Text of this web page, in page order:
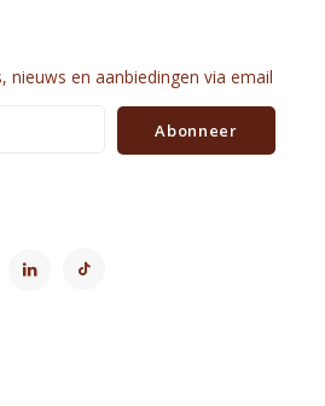
nieuws en aanbiedingen via email
Abonneer